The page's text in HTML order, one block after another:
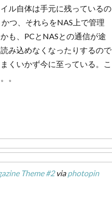
ル自体は手元に残っているの
つ、それらをNAS上で管理
も、PCとNASとの通信が途
み込めなくなったりするので
くいかず今に至っている。こ
。
Theme #2viaphotopin